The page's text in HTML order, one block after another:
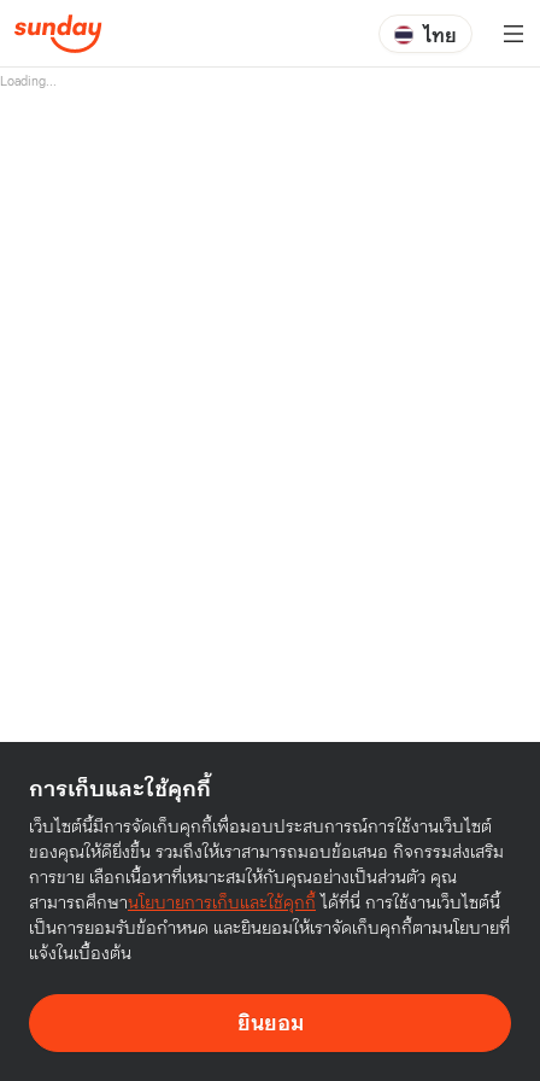
ไทย
Loading...
การเก็บและใช้คุกกี้
เว็บไซต์นี้มีการจัดเก็บคุกกี้เพื่อมอบประสบการณ์การใช้งานเว็บไซต์
ของคุณให้ดียิ่งขึ้น รวมถึงให้เราสามารถมอบข้อเสนอ กิจกรรมส่งเสริม
การขาย เลือกเนื้อหาที่เหมาะสมให้กับคุณอย่างเป็นส่วนตัว คุณ
สามารถศึกษานโยบายการเก็บและใช้คุกกี้ได้ที่นี่ การใช้งานเว็บไซต์นี้
เป็นการยอมรับข้อกำหนด และยินยอมให้เราจัดเก็บคุกกี้ตามนโยบายที่
แจ้งในเบื้องต้น
ยินยอม